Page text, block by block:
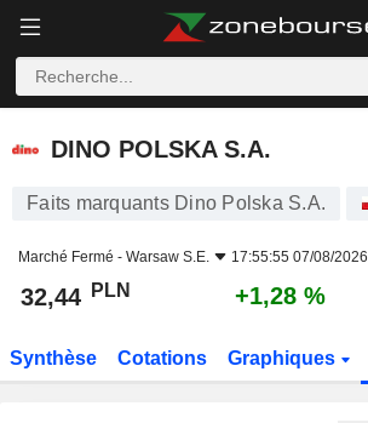
DINO POLSKA S.A.
DINO POLSKA S.A.
Faits marquants Dino Polska S.A.
Marché Fermé - Warsaw S.E. 17:55:55 07/08/2026
32,44 PLN +1,28 %
Synthèse Cotations Graphiques